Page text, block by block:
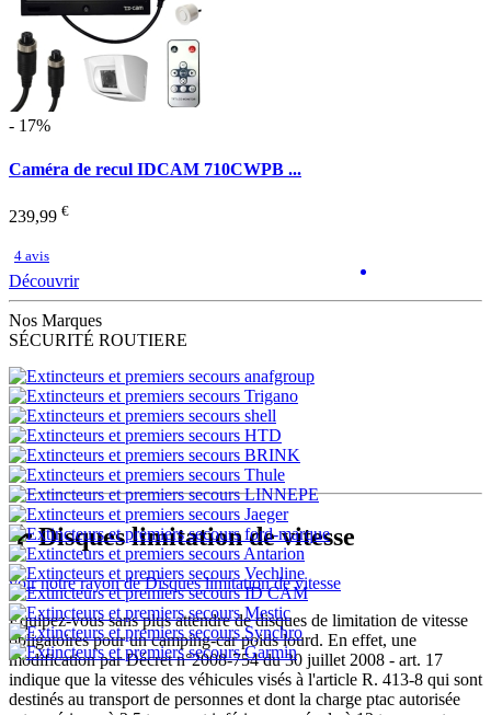
- 17%
Caméra de recul IDCAM 710CWPB ...
239,99 €
4 avis
Découvrir
Nos Marques
SÉCURITÉ ROUTIERE
Disques limitation de vitesse
voir notre rayon de Disques limitation de vitesse
Equipez-vous sans plus attendre de disques de limitation de vitesse
obligatoires pour un camping-car poids lourd. En effet, une
modification par Décret n°2008-754 du 30 juillet 2008 - art. 17
indique que la vitesse des véhicules visés à l'article R. 413-8 qui sont
destinés au transport de personnes et dont la charge ptac autorisée